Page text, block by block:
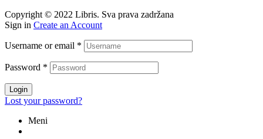
Copyright © 2022 Libris. Sva prava zadržana
Sign in Create an Account
Username or email *
Password *
Login
Lost your password?
Meni